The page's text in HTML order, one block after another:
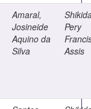
Amaral,
Josineide
Aquino da
Silva
Pery
Assis